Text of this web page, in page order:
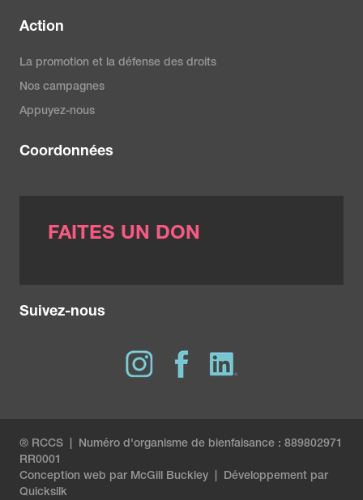
Action
La promotion et la défense des droits
Nos campagnes
Appuyez-nous
Coordonnées
FAITES UN DON
Suivez-nous
® RCCS | Numéro d'organisme de bienfaisance : 889802971
RR0001
Conception web par McGill Buckley
Développement par
Quicksilk